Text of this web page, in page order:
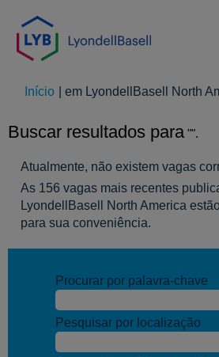
Início em LyondellBasell North
Buscar resultados para "".
Atualmente, não existem vagas
As 156 vagas mais recentes
LyondellBasell North America
para sua conveniência.
Procurar por palavra-chave
Pesquisar por localização